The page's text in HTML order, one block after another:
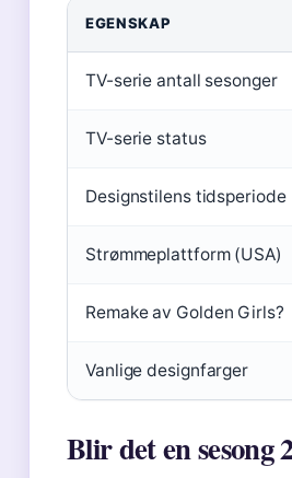
EGENSKAP
TV-serie antall sesonger
TV-serie status
Designstilens tidsperiode
Strømmeplattform (USA)
Remake av Golden Girls?
Vanlige designfarger
Blir det en